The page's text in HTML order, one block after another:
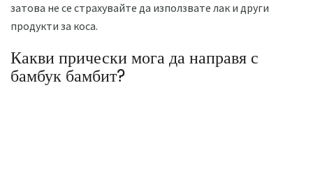
затова не се страхувайте да използвате лак и други
продукти за коса.
Какви прически мога да направя с
бамбук бамбит?